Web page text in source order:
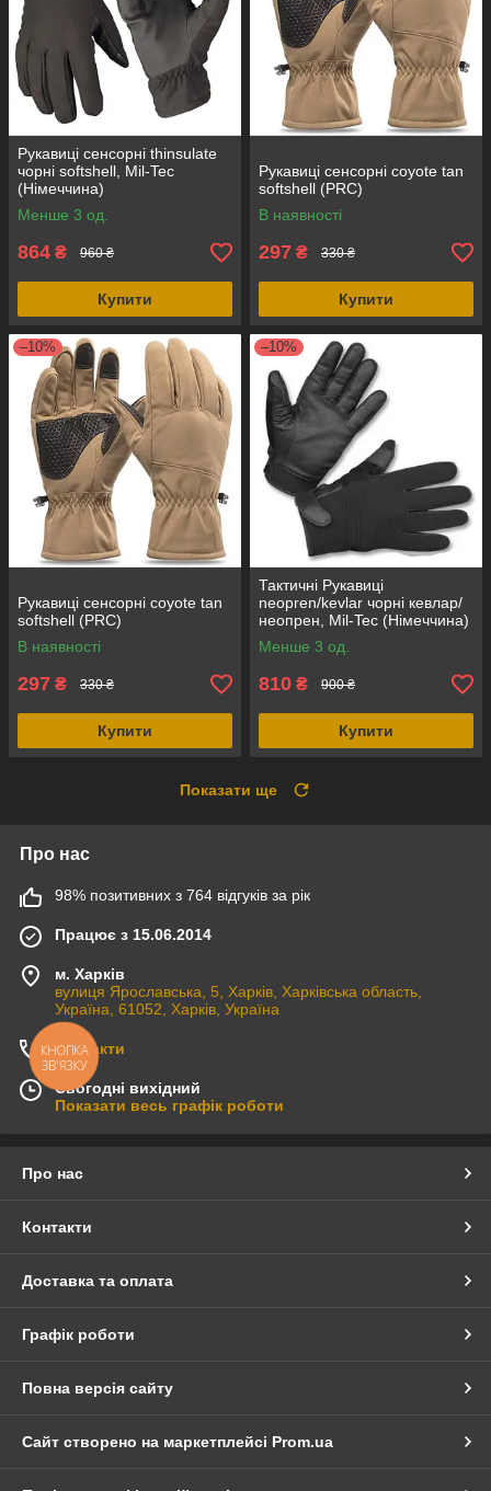
Рукавиці сенсорні thinsulate
чорні softshell, Mil-Tec
(Німеччина)
Менше 3 од.
864 ₴ 960 ₴
Купити
Рукавиці сенсорні coyote tan
softshell (PRC)
В наявності
297 ₴ 330 ₴
Купити
–10%
Рукавиці сенсорні coyote tan
softshell (PRC)
В наявності
297 ₴ 330 ₴
Купити
–10%
Тактичні Рукавиці
neopren/kevlar чорні кевлар/
неопрен, Mil-Tec (Німеччина)
Менше 3 од.
810 ₴ 900 ₴
Купити
Показати ще
Про нас
98% позитивних з 764 відгуків за рік
Працює з 15.06.2014
м. Харків
вулиця Ярославська, 5, Харків, Харківська область,
Україна, 61052, Харків, Україна
Контакти
Сьогодні вихідний
Показати весь графік роботи
Про нас
Контакти
Доставка та оплата
Графік роботи
Повна версія сайту
Сайт створено на маркетплейсі Prom.ua
КНОПКА
ЗВ'ЯЗКУ